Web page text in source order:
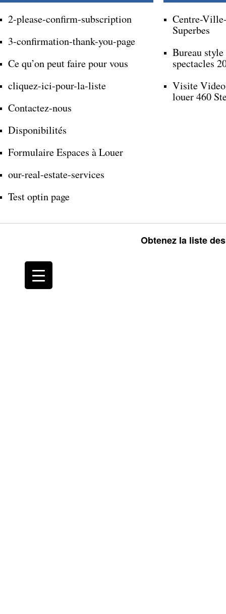
2-please-confirm-subscription
3-confirmation-thank-you-page
Ce qu’on peut faire pour vous
cliquez-ici-pour-la-liste
Contactez-nous
Disponibilités
Formulaire Espaces à Louer
our-real-estate-services
Test optin page
Centre-
Superbes
Bureau
spectacles
Visite
louer 460
Obtenez la liste